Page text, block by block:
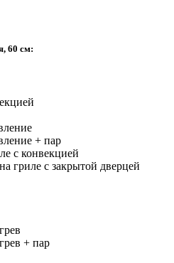
60 см:
+ пар
с конвекцией
гриле с закрытой дверцей
+ пар